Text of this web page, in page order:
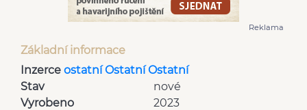
Reklama
Základní informace
Inzerce ostatní Ostatní Ostatní
Stav
nové
Vyrobeno
2023